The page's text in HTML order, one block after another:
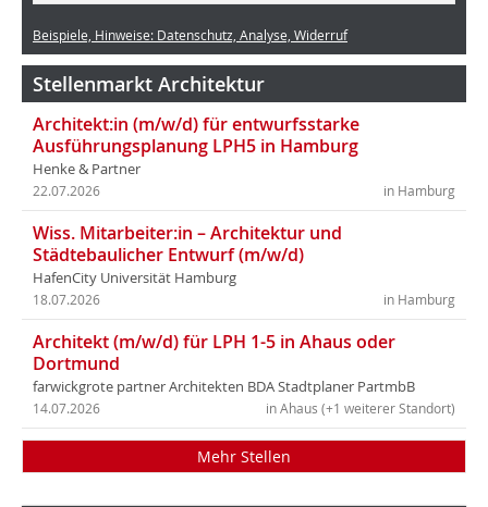
Beispiele, Hinweise: Datenschutz, Analyse, Widerruf
Stellenmarkt Architektur
Architekt:in (m/w/d) für entwurfsstarke
Ausführungsplanung LPH5 in Hamburg
Henke & Partner
in Hamburg
22.07.2026
Wiss. Mitarbeiter:in – Architektur und
Städtebaulicher Entwurf (m/w/d)
HafenCity Universität Hamburg
in Hamburg
18.07.2026
Architekt (m/w/d) für LPH 1-5 in Ahaus oder
Dortmund
farwickgrote partner Architekten BDA Stadtplaner PartmbB
in Ahaus (+1 weiterer Standort)
14.07.2026
Mehr Stellen